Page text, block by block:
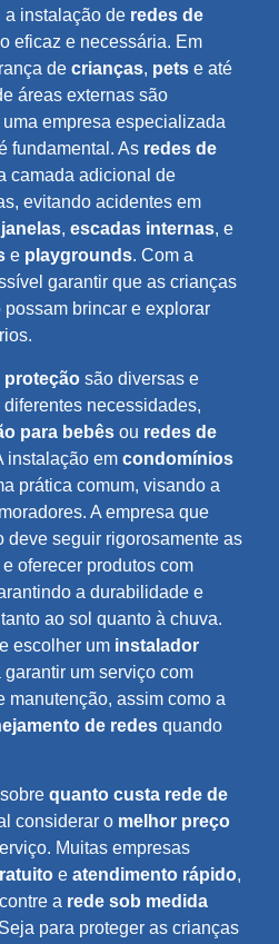
instalação de redes de
eficaz e necessária. Em
de crianças, pets e até
áreas externas são
empresa especializada
fundamental. As redes de
camada adicional de
evitando acidentes em
janelas, escadas internas, e
e playgrounds. Com a
garantir que as crianças
brincar e explorar
proteção são diversas e
necessidades,
para bebês ou redes de
instalação em condomínios
prática comum, visando a
A empresa que
deve seguir rigorosamente as
e oferecer produtos com
a durabilidade e
ao sol quanto à chuva.
escolher um instalador
garantir um serviço com
manutenção, assim como a
de redes quando
quanto custa rede de
considerar o melhor preço
Muitas empresas
e atendimento rápido,
a rede sob medida
para proteger as crianças